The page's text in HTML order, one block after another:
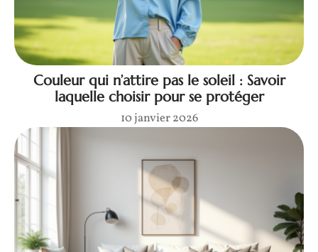
Couleur qui n’attire pas le soleil : Savoir
laquelle choisir pour se protéger
10 janvier 2026